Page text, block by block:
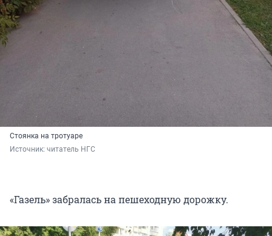
Стоянка на тротуаре
Источник: читатель НГС
«Газель» забралась на пешеходную дорожку.